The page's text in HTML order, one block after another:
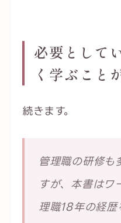
必要として
く学ぶこと
続きます。
管理職の研修も
すが、本書は
理職18年の経